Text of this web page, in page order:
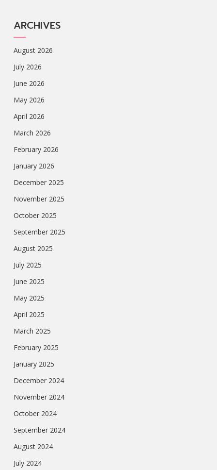
ARCHIVES
August 2026
July 2026
June 2026
May 2026
April 2026
March 2026
February 2026
January 2026
December 2025
November 2025
October 2025
September 2025
August 2025
July 2025
June 2025
May 2025
April 2025
March 2025
February 2025
January 2025
December 2024
November 2024
October 2024
September 2024
August 2024
July 2024